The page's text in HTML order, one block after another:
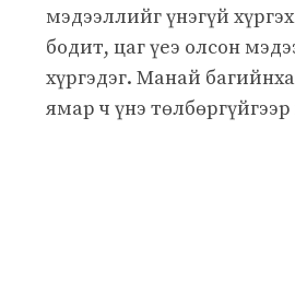
мэдээллийг үнэгүй
бодит, цаг үеэ олсон
хүргэдэг. Манай
ямар ч үнэ